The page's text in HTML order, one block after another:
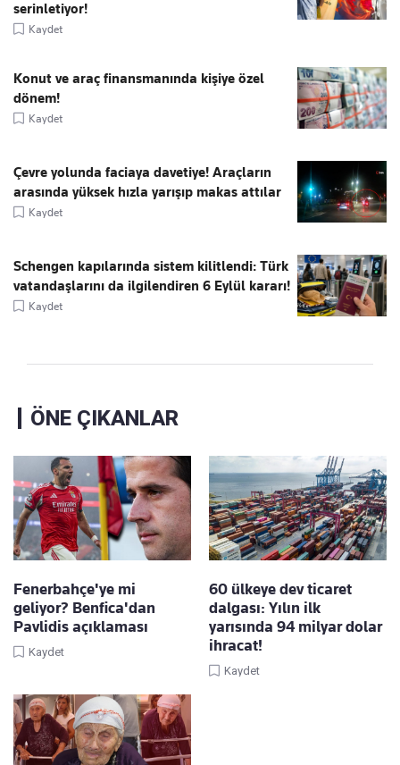
serinletiyor!
Kaydet
Konut ve araç finansmanında kişiye özel
dönem!
Kaydet
Çevre yolunda faciaya davetiye! Araçların
arasında yüksek hızla yarışıp makas attılar
Kaydet
Schengen kapılarında sistem kilitlendi: Türk
vatandaşlarını da ilgilendiren 6 Eylül kararı!
Kaydet
ÖNE ÇIKANLAR
Fenerbahçe'ye mi
geliyor? Benfica'dan
Pavlidis açıklaması
Kaydet
60 ülkeye dev ticaret
dalgası: Yılın ilk
yarısında 94 milyar dolar
ihracat!
Kaydet